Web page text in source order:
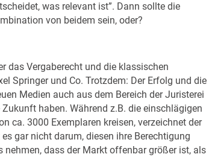
was relevant ist”. Dann sollte die
von beidem sein, oder?
das Vergaberecht und die klassischen
Springer und Co. Trotzdem: Der Erfolg und die
Medien auch aus dem Bereich der Juristerei
haben. Während z.B. die einschlägigen
ca. 3000 Exemplaren kreisen, verzeichnet der
gar nicht darum, diesen ihre Berechtigung
dass der Markt offenbar größer ist, als